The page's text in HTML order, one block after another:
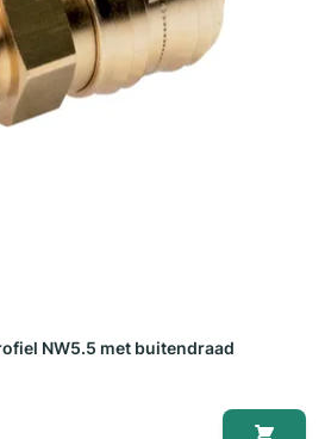
NW5.5 met buitendraad